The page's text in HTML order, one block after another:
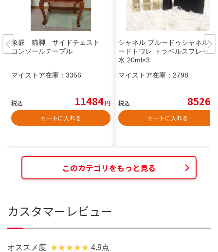
象嵌 猫脚 サイドチェスト
コンソールテーブル
マイストア在庫： 3356
税込 11484円
カートに入れる
シャネル ブルードゥシャネル オ
ードトワレ トラベルスプレー 香
水 20ml×3
マイストア在庫： 2798
税込 8526
カートに入れる
このカテゴリをもっと見る
カスタマーレビュー
オススメ度 4.9点